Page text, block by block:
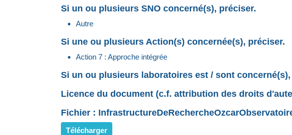
Si un ou plusieurs SNO concerné(s), préciser.
Autre
Si une ou plusieurs Action(s) concernée(s), préciser.
Action 7 : Approche intégrée
Si un ou plusieurs laboratoires est / sont
Licence du document (c.f. attribution des droits
Fichier :
Télécharger